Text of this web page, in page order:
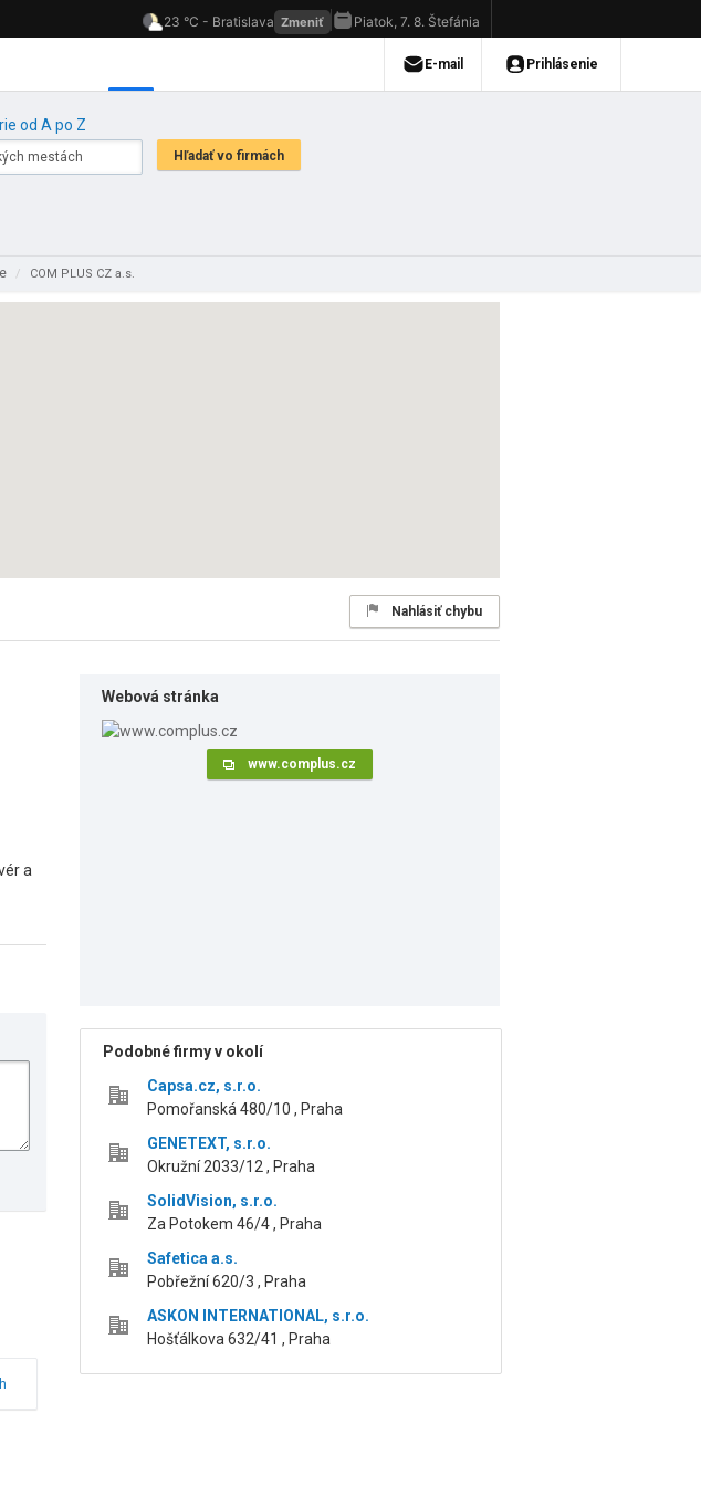
od A po Z
/ COM PLUS CZ a.s.
Nahlásiť chybu
a
Webová stránka
www.complus.cz
Podobné firmy v okolí
Capsa.cz, s.r.o.
Pomořanská 480/10 , Praha
GENETEXT, s.r.o.
Okružní 2033/12 , Praha
SolidVision, s.r.o.
Za Potokem 46/4 , Praha
Safetica a.s.
Pobřežní 620/3 , Praha
ASKON INTERNATIONAL, s.r.o.
Hošťálkova 632/41 , Praha